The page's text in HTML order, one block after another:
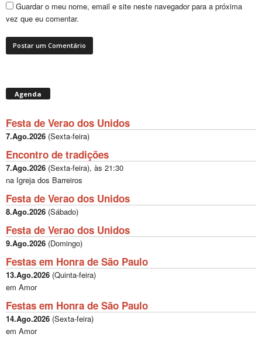
Guardar o meu nome, email e site neste navegador para a próxima
vez que eu comentar.
Agenda
Festa de Verao dos Unidos
7.Ago.2026 (Sexta-feira)
Encontro de tradições
7.Ago.2026 (Sexta-feira), às 21:30
na Igreja dos Barreiros
Festa de Verao dos Unidos
8.Ago.2026 (Sábado)
Festa de Verao dos Unidos
9.Ago.2026 (Domingo)
Festas em Honra de São Paulo
13.Ago.2026 (Quinta-feira)
em Amor
Festas em Honra de São Paulo
14.Ago.2026 (Sexta-feira)
em Amor